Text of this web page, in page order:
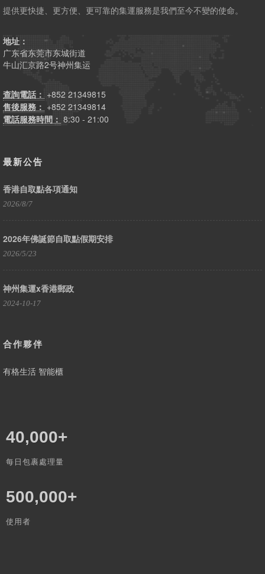
提供更快捷、更方便、更可靠的集運服務是我們至今不變的使命。
地址：
广东省东莞市东城街道
牛山汇京路2号神州集运
查詢電話： +852 21349815
售後服務： +852 21349814
電話服務時間： 8:30 - 21:00
最新公告
香港自取點各項通知
2026/8/7
2026年佛誕節自取點假期安排
2026/5/23
神州集運x香港郵政
2024-10-17
合作夥伴
有格生活 智能櫃
40,000+
每日包裹處理量
500,000+
使用者